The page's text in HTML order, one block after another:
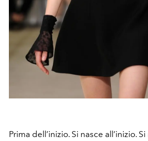
Prima dell’inizio. Si nasce all’inizio.